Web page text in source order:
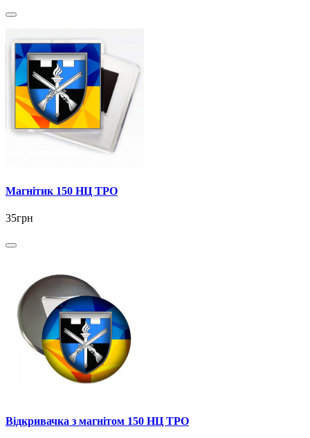
Магнітик 150 НЦ ТРО
35грн
Відкривачка з магнітом 150 НЦ ТРО